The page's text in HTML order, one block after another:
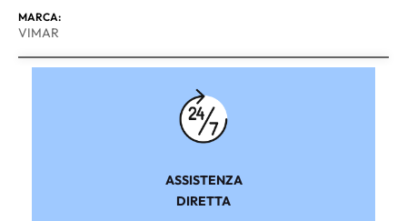
MARCA:
VIMAR
ASSISTENZA
DIRETTA